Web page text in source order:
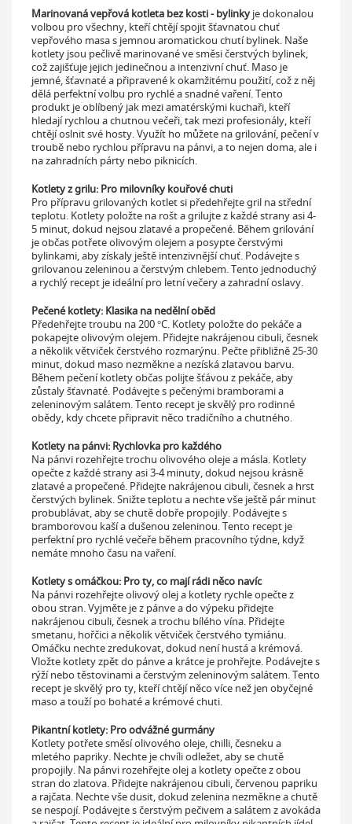
Marinovaná vepřová kotleta bez kosti - bylinky je dokonalou
volbou pro všechny, kteří chtějí spojit šťavnatou chuť
vepřového masa s jemnou aromatickou chutí bylinek. Naše
kotlety jsou pečlivě marinované ve směsi čerstvých bylinek,
což zajišťuje jejich jedinečnou a intenzivní chuť. Maso je
jemné, šťavnaté a připravené k okamžitému použití, což z něj
dělá perfektní volbu pro rychlé a snadné vaření. Tento
produkt je oblíbený jak mezi amatérskými kuchaři, kteří
hledají rychlou a chutnou večeři, tak mezi profesionály, kteří
chtějí oslnit své hosty. Využít ho můžete na grilování, pečení v
troubě nebo rychlou přípravu na pánvi, a to nejen doma, ale i
na zahradních párty nebo piknicích.
Kotlety z grilu: Pro milovníky kouřové chuti
Pro přípravu grilovaných kotlet si předehřejte gril na střední
teplotu. Kotlety položte na rošt a grilujte z každé strany asi 4-
5 minut, dokud nejsou zlatavé a propečené. Během grilování
je občas potřete olivovým olejem a posypte čerstvými
bylinkami, aby získaly ještě intenzivnější chuť. Podávejte s
grilovanou zeleninou a čerstvým chlebem. Tento jednoduchý
a rychlý recept je ideální pro letní večery a zahradní oslavy.
Pečené kotlety: Klasika na nedělní oběd
Předehřejte troubu na 200 °C. Kotlety položte do pekáče a
pokapejte olivovým olejem. Přidejte nakrájenou cibuli, česnek
a několik větviček čerstvého rozmarýnu. Pečte přibližně 25-30
minut, dokud maso nezměkne a nezíská zlatavou barvu.
Během pečení kotlety občas polijte šťávou z pekáče, aby
zůstaly šťavnaté. Podávejte s pečenými bramborami a
zeleninovým salátem. Tento recept je skvělý pro rodinné
obědy, kdy chcete připravit něco tradičního a chutného.
Kotlety na pánvi: Rychlovka pro každého
Na pánvi rozehřejte trochu olivového oleje a másla. Kotlety
opečte z každé strany asi 3-4 minuty, dokud nejsou krásně
zlatavé a propečené. Přidejte nakrájenou cibuli, česnek a hrst
čerstvých bylinek. Snižte teplotu a nechte vše ještě pár minut
probublávat, aby se chutě dobře propojily. Podávejte s
bramborovou kaší a dušenou zeleninou. Tento recept je
perfektní pro rychlé večeře během pracovního týdne, když
nemáte mnoho času na vaření.
Kotlety s omáčkou: Pro ty, co mají rádi něco navíc
Na pánvi rozehřejte olivový olej a kotlety rychle opečte z
obou stran. Vyjměte je z pánve a do výpeku přidejte
nakrájenou cibuli, česnek a trochu bílého vína. Přidejte
smetanu, hořčici a několik větviček čerstvého tymiánu.
Omáčku nechte zredukovat, dokud není hustá a krémová.
Vložte kotlety zpět do pánve a krátce je prohřejte. Podávejte s
rýží nebo těstovinami a čerstvým zeleninovým salátem. Tento
recept je skvělý pro ty, kteří chtějí něco více než jen obyčejné
maso a touží po bohaté a krémové chuti.
Pikantní kotlety: Pro odvážné gurmány
Kotlety potřete směsí olivového oleje, chilli, česneku a
mletého papriky. Nechte je chvíli odležet, aby se chutě
propojily. Na pánvi rozehřejte olej a kotlety opečte z obou
stran do zlatova. Přidejte nakrájenou cibuli, červenou papriku
a rajčata. Nechte vše dusit, dokud zelenina nezměkne a chutě
se nespojí. Podávejte s čerstvým pečivem a salátem z avokáda